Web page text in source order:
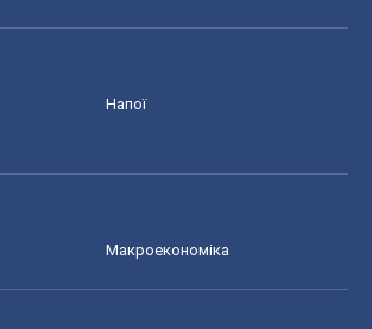
Напої
Макроекономіка